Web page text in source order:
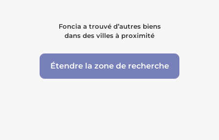
Foncia a trouvé d’autres biens
dans des villes à proximité
Étendre la zone de recherche